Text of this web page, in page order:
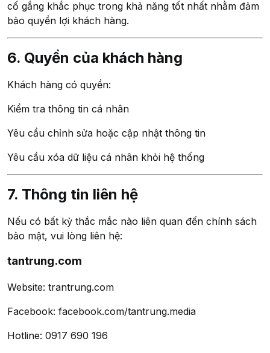
cố gắng khắc phục trong khả năng tốt nhất nhằm đảm
bảo quyền lợi khách hàng.
6. Quyền của khách hàng
Khách hàng có quyền:
Kiểm tra thông tin cá nhân
Yêu cầu chỉnh sửa hoặc cập nhật thông tin
Yêu cầu xóa dữ liệu cá nhân khỏi hệ thống
7. Thông tin liên hệ
Nếu có bất kỳ thắc mắc nào liên quan đến chính sách
bảo mật, vui lòng liên hệ:
tantrung.com
Website: trantrung.com
Facebook: facebook.com/tantrung.media
Hotline: 0917 690 196